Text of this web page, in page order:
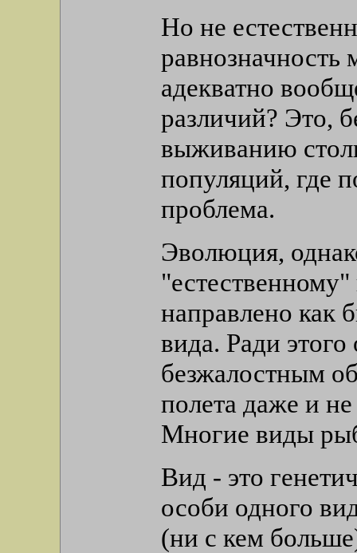
Но не
адекватно
различий? Это,
выживанию
популяций, где
проблема.
Эволюция,
направлено как
вида. Ради
безжалостным
полета даже и
Многие виды
Вид - это
особи одного
(ни с кем